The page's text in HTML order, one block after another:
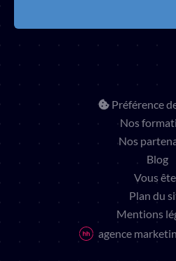
Préférence
Nos
Nos
Blog
Vous
Plan du
Mentions
agence